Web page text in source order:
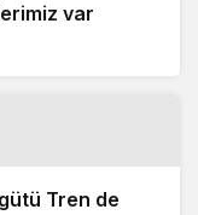
var
Tren de